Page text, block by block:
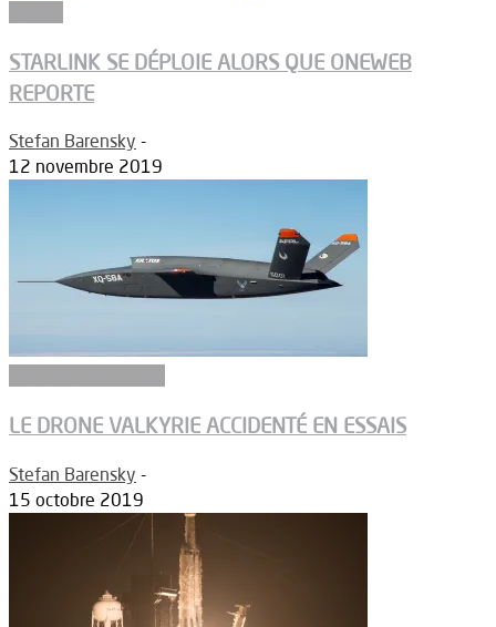
STARLINK SE DÉPLOIE ALORS QUE ONEWEB
REPORTE
Stefan Barensky -
12 novembre 2019
LE DRONE VALKYRIE ACCIDENTÉ EN ESSAIS
Stefan Barensky -
15 octobre 2019